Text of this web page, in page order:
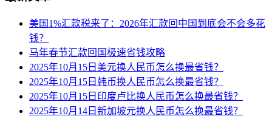
美国1%汇款税来了：2026年汇款回中国到底会不会多花
钱？
马年春节汇款回国极速省钱攻略
2025年10月15日美元换人民币怎么换最省钱？
2025年10月15日韩币换人民币怎么换最省钱？
2025年10月15日印度卢比换人民币怎么换最省钱？
2025年10月14日新加坡元换人民币怎么换最省钱？